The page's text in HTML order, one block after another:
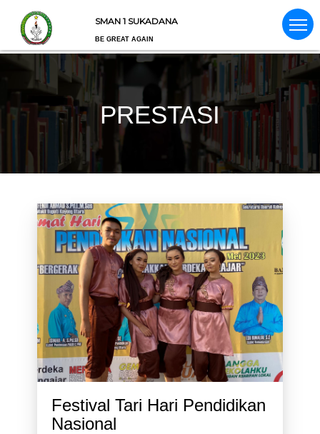
SMAN 1 SUKADANA
BE GREAT AGAIN
PRESTASI
Festival Tari Hari Pendidikan
Nasional